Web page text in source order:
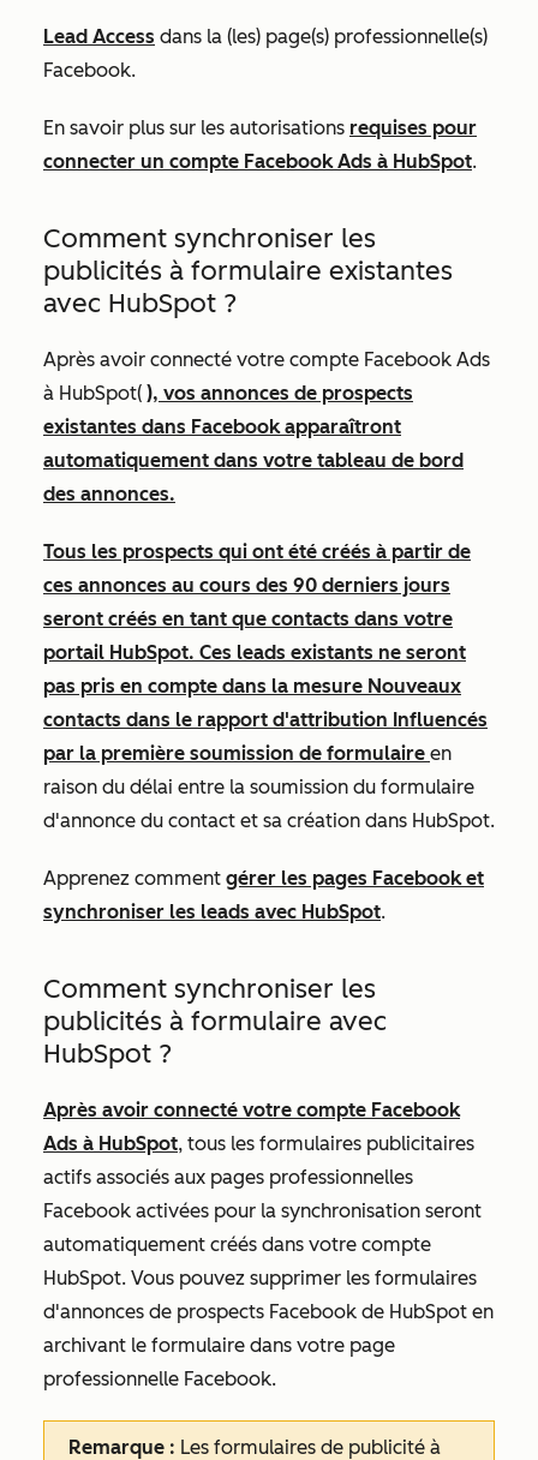
Lead Access dans la (les) page(s) professionnelle(s)
Facebook.
En savoir plus sur les autorisations requises pour
connecter un compte Facebook Ads à HubSpot.
Comment synchroniser les
publicités à formulaire existantes
avec HubSpot ?
Après avoir connecté votre compte Facebook Ads
à HubSpot( ), vos annonces de prospects
existantes dans Facebook apparaîtront
automatiquement dans votre tableau de bord
des annonces.
Tous les prospects qui ont été créés à partir de
ces annonces au cours des 90 derniers jours
seront créés en tant que contacts dans votre
portail HubSpot. Ces leads existants ne seront
pas pris en compte dans la mesure Nouveaux
contacts dans le rapport d'attribution Influencés
par la première soumission de formulaire en
raison du délai entre la soumission du formulaire
d'annonce du contact et sa création dans HubSpot.
Apprenez comment gérer les pages Facebook et
synchroniser les leads avec HubSpot.
Comment synchroniser les
publicités à formulaire avec
HubSpot ?
Après avoir connecté votre compte Facebook
Ads à HubSpot, tous les formulaires publicitaires
actifs associés aux pages professionnelles
Facebook activées pour la synchronisation seront
automatiquement créés dans votre compte
HubSpot. Vous pouvez supprimer les formulaires
d'annonces de prospects Facebook de HubSpot en
archivant le formulaire dans votre page
professionnelle Facebook.
Remarque : Les formulaires de publicité à